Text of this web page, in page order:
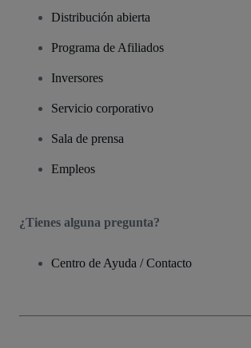
Distribución abierta
Programa de Afiliados
Inversores
Servicio corporativo
Sala de prensa
Empleos
¿Tienes alguna pregunta?
Centro de Ayuda / Contacto